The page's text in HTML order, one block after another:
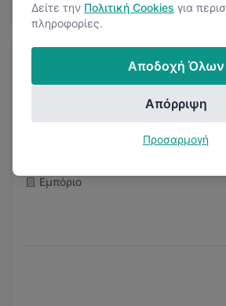
The Athlete's Foot
Εμπόριο
Δείτε την Πολιτική Cookies για
πληροφορίες.
Αποδοχή Όλων
Απόρριψη
Προσαρμογή